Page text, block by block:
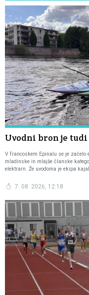
Uvodni bron je
V francoskem Epinalu se je začelo
mladinske in mlajše članske
elektrarn. Že uvodoma je ekipa
7. 08. 2026, 12:18